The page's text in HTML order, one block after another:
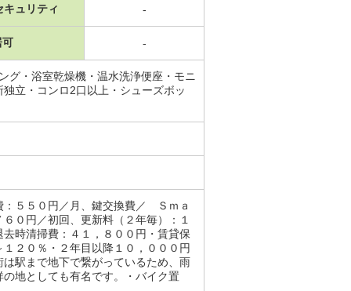
キュリティ -
可 -
グ・浴室乾燥機・温水洗浄便座・モニ
立・コンロ2口以上・シューズボッ
：５５０円／月、鍵交換費／ Ｓｍａ
０円／初回、更新料（２年毎）：１
時清掃費：４１，８００円・賃貸保
２０％・２年目以降１０，０００円
駅まで地下で繋がっているため、雨
地としても有名です。・バイク置